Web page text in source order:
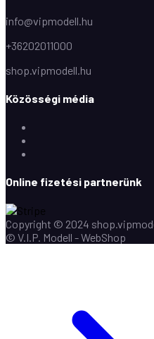
info@vipmodell.hu
+36202011000
shop.vipmodell.hu
Közösségi média
Online fizetési partnerünk
Copyright © 2024
© V.I.P. Modell - WebShop